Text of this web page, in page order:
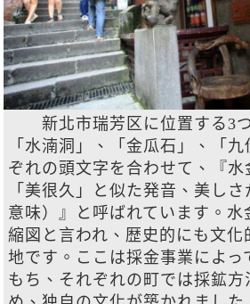
新北市瑞芳区に位置する3つ
「水湳洞」、「金瓜石」、「
ぞれの頭文字を合わせて、『水
「美很久」と似た発音、美し
意味）』と呼ばれています。水
縮図と言われ、歴史的にも文化
地です。ここは採金事業によっ
もち、それぞれの町では採鉱方